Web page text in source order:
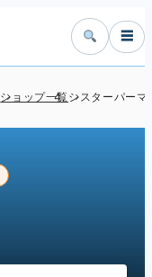
☰
ショップ一覧シスターパーマ